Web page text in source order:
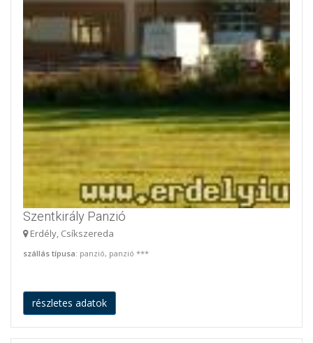
Szentkirály Panzió
Erdély, Csíkszereda
szállás típusa: panzió, panzió ***
részletes adatok